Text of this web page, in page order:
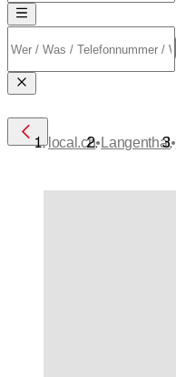
local.ch• Langenthal•